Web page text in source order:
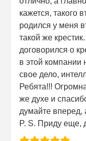
кажется, такого
родился у меня
такой же
договорился о
в этой компании
свое дело,
Ребята!!!
же духе и
думайте
P. S. Приду еще,